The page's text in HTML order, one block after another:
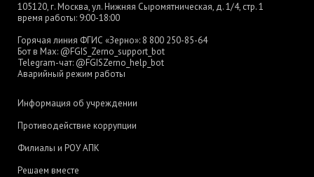
105120, г. Москва, ул. Нижняя Сыромятническая, д. 1/4, стр. 1
время работы: 9:00-18:00
Горячая линия ФГИС «Зерно»: 8 800 250-85-64
Бот в Max: @FGIS_Zerno_support_bot
Telegram-чат: @FGISZerno_help_bot
Аварийный режим работы
Информация об учреждении
Противодействие коррупции
Филиалы и РОУ АПК
Решаем вместе